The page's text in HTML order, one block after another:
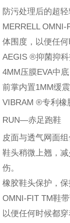
防污处理后的超
MERRELL
体围度，以便任何
AEGIS ®抑菌抑
4MM压膜EVA中底
前掌内置1MM缓
VIBRAM ®专利橡
RUN—赤足跑鞋
皮面与透气网面
鞋头稍微上翘，
伤。
橡胶鞋头保护，保
OMNI-FIT TM鞋
以便任何时候都穿